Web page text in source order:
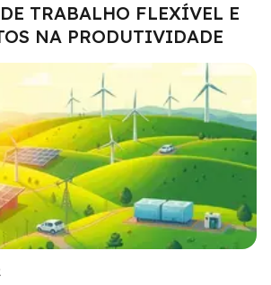
TRABALHO FLEXÍVEL E
NA PRODUTIVIDADE